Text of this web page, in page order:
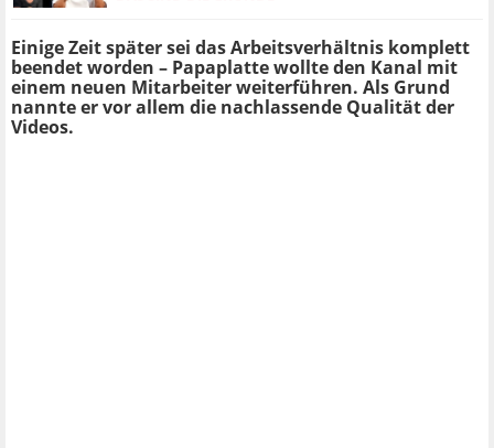
Einige Zeit später sei das Arbeitsverhältnis komplett
beendet worden – Papaplatte wollte den Kanal mit
einem neuen Mitarbeiter weiterführen. Als Grund
nannte er vor allem die nachlassende Qualität der
Videos.